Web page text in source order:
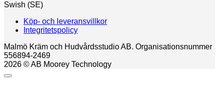
Swish (SE)
Köp- och leveransvillkor
Integritetspolicy
Malmö Kräm och Hudvårdsstudio AB. Organisationsnummer
556894-2469
2026 © AB Moorey Technology